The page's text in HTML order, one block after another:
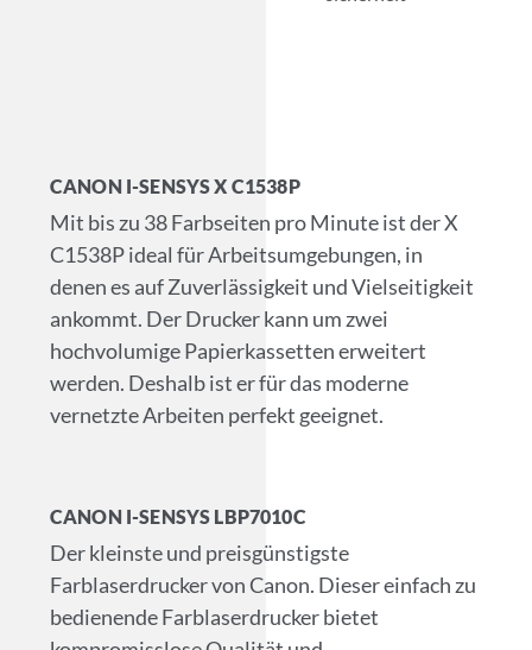
CANON I-SENSYS X C1538P
Mit bis zu 38 Farbseiten pro Minute ist der X
C1538P ideal für Arbeitsumgebungen, in
denen es auf Zuverlässigkeit und Vielseitigkeit
ankommt. Der Drucker kann um zwei
hochvolumige Papierkassetten erweitert
werden. Deshalb ist er für das moderne
vernetzte Arbeiten perfekt geeignet.
CANON I-SENSYS LBP7010C
Der kleinste und preisgünstigste
Farblaserdrucker von Canon. Dieser einfach zu
bedienende Farblaserdrucker bietet